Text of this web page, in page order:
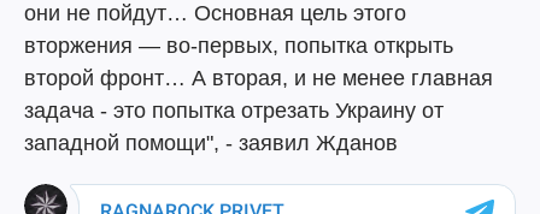
они не пойдут… Основная цель этого
вторжения — во-первых, попытка открыть
второй фронт… А вторая, и не менее главная
задача - это попытка отрезать Украину от
западной помощи", - заявил Жданов